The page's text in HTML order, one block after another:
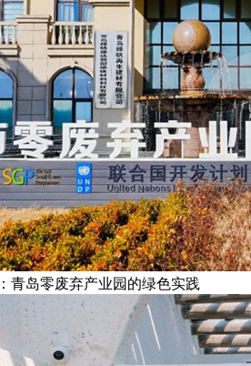
青岛零废弃产业园的绿色实践